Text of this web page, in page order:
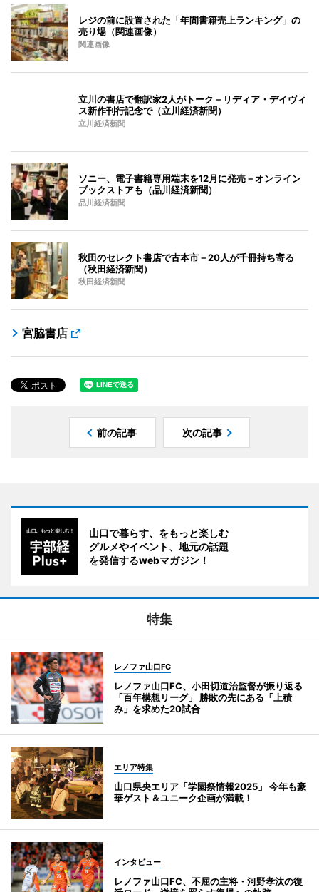
レジの前に設置された「年間書籍売上ランキング」の
売り場（関連画像）
関連画像
立川の書店で翻訳家2人がトーク－リディア・デイヴィ
ス新作刊行記念で（立川経済新聞）
立川経済新聞
ソニー、電子書籍専用端末を12月に発売－オンライン
ブックストアも（品川経済新聞）
品川経済新聞
秋田のセレクト書店で古本市－20人が千冊持ち寄る
（秋田経済新聞）
秋田経済新聞
宮脇書店
前の記事 次の記事
山口で暮らす、をもっと楽しむ
グルメやイベント、地元の話題
を発信するwebマガジン！
特集
レノファ山口FC
レノファ山口FC、小田切道治監督が振り返る
「百年構想リーグ」 勝敗の先にある「上積
み」を求めた20試合
エリア特集
山口県央エリア「学園祭情報2025」 今年も豪
華ゲスト＆ユニーク企画が満載！
インタビュー
レノファ山口FC、不屈の主将・河野孝汰の復